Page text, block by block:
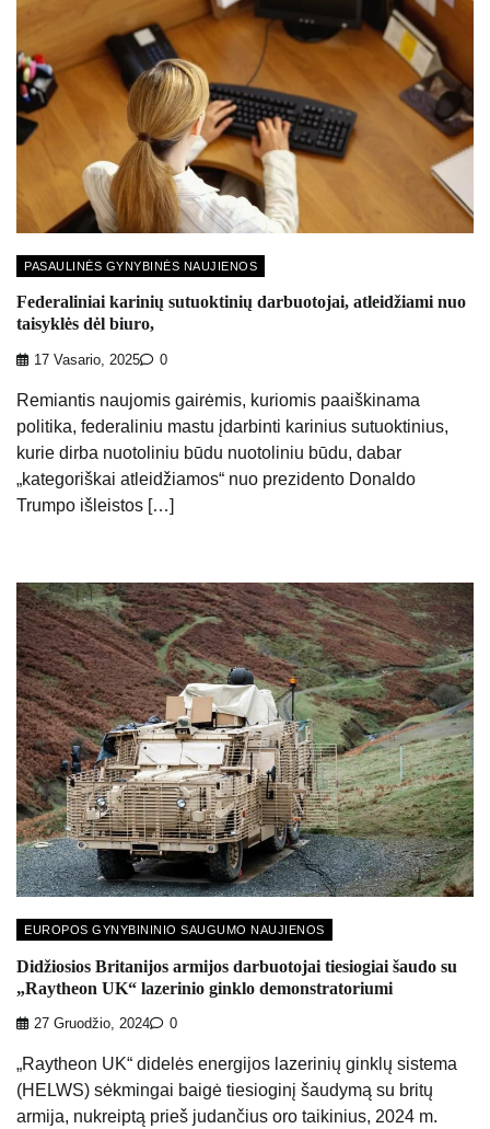
PASAULINĖS GYNYBINĖS NAUJIENOS
Federaliniai karinių sutuoktinių darbuotojai, atleidžiami nuo
taisyklės dėl biuro,
17 Vasario, 2025 0
Remiantis naujomis gairėmis, kuriomis paaiškinama
politika, federaliniu mastu įdarbinti karinius sutuoktinius,
kurie dirba nuotoliniu būdu nuotoliniu būdu, dabar
„kategoriškai atleidžiamos“ nuo prezidento Donaldo
Trumpo išleistos […]
EUROPOS GYNYBININIO SAUGUMO NAUJIENOS
Didžiosios Britanijos armijos darbuotojai tiesiogiai šaudo su
„Raytheon UK“ lazerinio ginklo demonstratoriumi
27 Gruodžio, 2024 0
„Raytheon UK“ didelės energijos lazerinių ginklų sistema
(HELWS) sėkmingai baigė tiesioginį šaudymą su britų
armija, nukreiptą prieš judančius oro taikinius, 2024 m.